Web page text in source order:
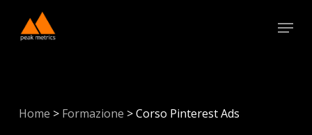
Menu
Home > Formazione >Corso Pinterest Ads